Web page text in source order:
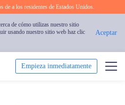
de a los residentes de Estados Unidos.
de cómo utilizas nuestro sitio
usando nuestro sitio web haz clic
Aceptar
Empieza inmediatamente